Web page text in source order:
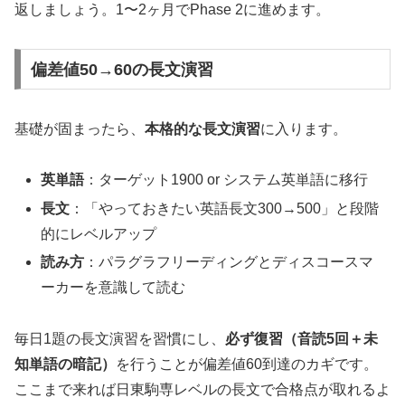
返しましょう。1〜2ヶ月でPhase 2に進めます。
偏差値50→60の長文演習
基礎が固まったら、 本格的な長文演習に入ります。
英単語：ターゲット1900 or システム英単語に移行
長文 ：「やっておきたい英語長文300→500」と段階
的にレベルアップ
読み方 ：パラグラフリーディングとディスコースマ
ーカーを意識して読む
毎日1題の長文演習を習慣にし、 必ず復習（音読5回＋未
知単語の暗記）
を行うことが偏差値60到達のカギです。
ここまで来れば日東駒専レベルの長文で合格点が取れるよ